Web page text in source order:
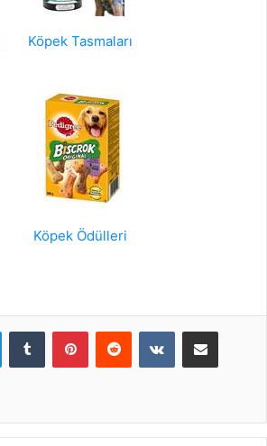
Köpek Tasmaları
Köpek Ödülleri
LinkedInTumblr PinterestReddit VKontakteE-Posta ile paylaş